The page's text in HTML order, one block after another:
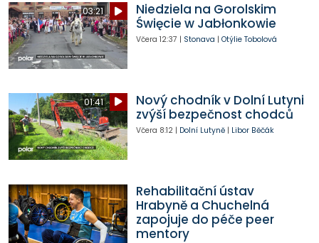
03:21
Niedziela na Gorolskim
Święcie w Jabłonkowie
Včera 12:37 | Stonava | Otýlie Tobolová
01:41
Nový chodník v Dolní Lutyni
zvýší bezpečnost chodců
Včera 8:12| Dolní Lutyně| Libor Běčák
Rehabilitační ústav
Hrabyně a Chuchelná
zapojuje do péče peer
mentory